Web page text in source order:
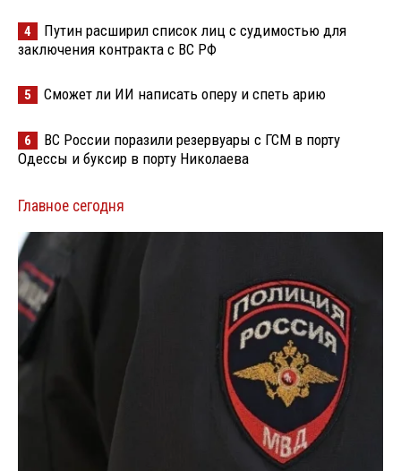
4
Путин расширил список лиц с судимостью для
заключения контракта с ВС РФ
5 Сможет ли ИИ написать оперу и спеть арию
6
ВС России поразили резервуары с ГСМ в порту
Одессы и буксир в порту Николаева
Главное сегодня